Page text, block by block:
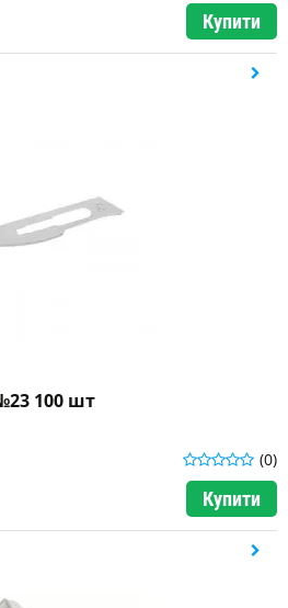
Купити
100 шт
(0)
Купити